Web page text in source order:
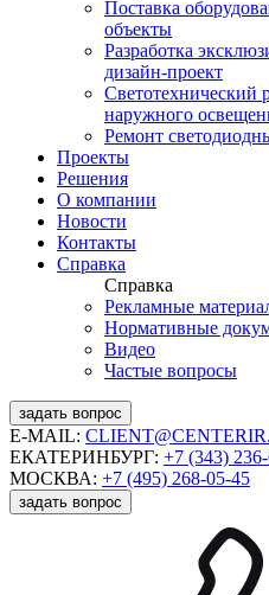
Поставка
объекты
Разработка
дизайн-проект
Светотехнический
наружного
Ремонт
Проекты
Решения
О компании
Новости
Контакты
Справка
Справка
Рекламные
Нормативные
Видео
Частые вопросы
задать вопрос
E-MAIL:
ЕКАТЕРИНБУРГ: +7 (343)
МОСКВА: +7 (495) 268-05-45
задать вопрос